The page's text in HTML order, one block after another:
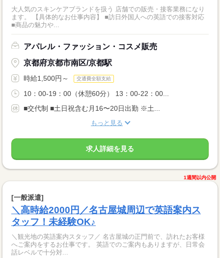
大人気のスキンケアブランドを扱う 店舗での販売・接客業務になり
ます。 【具体的なお仕事内容】 ■訪日外国人への英語での接客対応
■商品の魅力や...
アパレル・ファッション・コスメ販売
京都府京都市南区/京都駅
時給1,500円～ 交通費全額支給
10：00-19：00（休憩60分） 13：00-22：00...
■交代制 ■土日祝含む月16〜20日出勤 ※土...
もっと見る
求人詳細を見る
1週間以内公開
[一般派遣]
＼高時給2000円／名古屋城周辺で英語案内ス
タッフ！未経験OK♪
＼観光地の英語案内スタッフ／ 名古屋城の正門前で、訪れたお客様
へご案内をするお仕事です。 英語でのご案内もありますが、日常会
話レベルで十分対...